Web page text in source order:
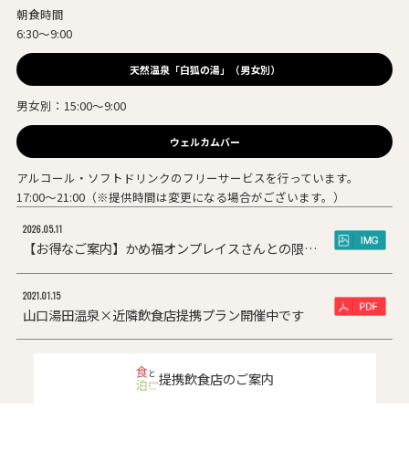
朝食時間
6:30～9:00
天然温泉「白狐の湯」（男女別）
男女別：15:00～9:00
ウェルカムバー
アルコール・ソフトドリンクのフリーサービスを行っています。
17:00～21:00（※提供時間は変更になる場合がございます。）
2026.05.11
【お得なご案内】かめ福オンプレイスさんとの限定コラボ
2021.01.15
山口湯田温泉×近隣飲食店提携プラン開催中です
提携飲食店のご案内